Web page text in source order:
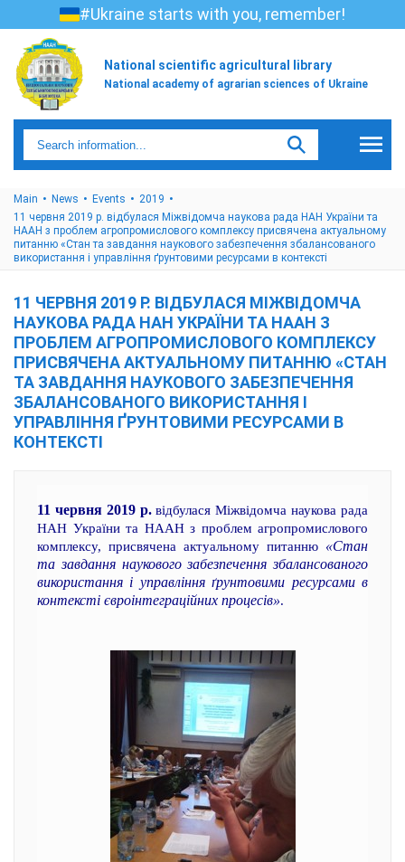
#Ukraine starts with you, remember!
National scientific agricultural library
National academy of agrarian sciences of Ukraine
Main News Events
2019
11 червня 2019 р. відбулася Міжвідомча наукова рада НАН України та
НААН з проблем агропромислового комплексу присвячена актуальному
питанню «Стан та завдання наукового забезпечення збалансованого
використання і управління ґрунтовими ресурсами в контексті
11 ЧЕРВНЯ 2019 Р. ВІДБУЛАСЯ МІЖВІДОМЧА
НАУКОВА РАДА НАН УКРАЇНИ ТА НААН З
ПРОБЛЕМ АГРОПРОМИСЛОВОГО КОМПЛЕКСУ
ПРИСВЯЧЕНА АКТУАЛЬНОМУ ПИТАННЮ «СТАН
ТА ЗАВДАННЯ НАУКОВОГО ЗАБЕЗПЕЧЕННЯ
ЗБАЛАНСОВАНОГО ВИКОРИСТАННЯ І
УПРАВЛІННЯ ҐРУНТОВИМИ РЕСУРСАМИ В
КОНТЕКСТІ
11 червня 2019 р.відбулася Міжвідомча наукова рада
НАН України та НААН з проблем агропромислового
комплексу, присвячена актуальному питанню «Стан
та завдання наукового забезпечення збалансованого
використання і управління ґрунтовими ресурсами в
контексті євроінтеграційних процесів».